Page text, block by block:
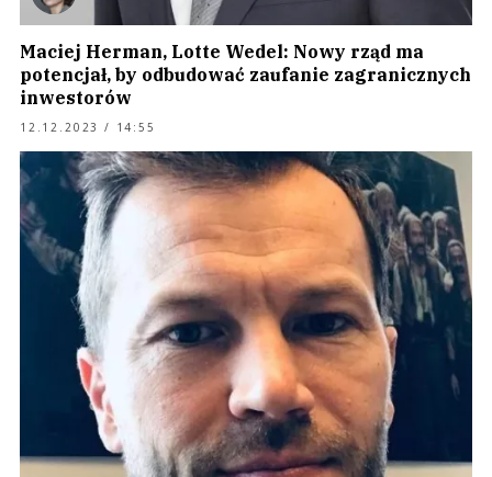
Maciej Herman, Lotte Wedel: Nowy rząd ma
potencjał, by odbudować zaufanie zagranicznych
inwestorów
12.12.2023 / 14:55